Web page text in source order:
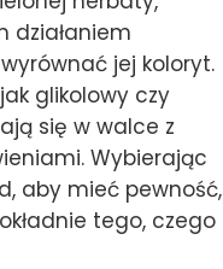
działaniem
jej koloryt.
glikolowy czy
się w walce z
Wybierając
aby mieć pewność,
tego, czego